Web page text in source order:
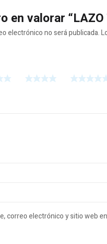
en valorar “LAZO
electrónico no será publicada.
correo electrónico y sitio web